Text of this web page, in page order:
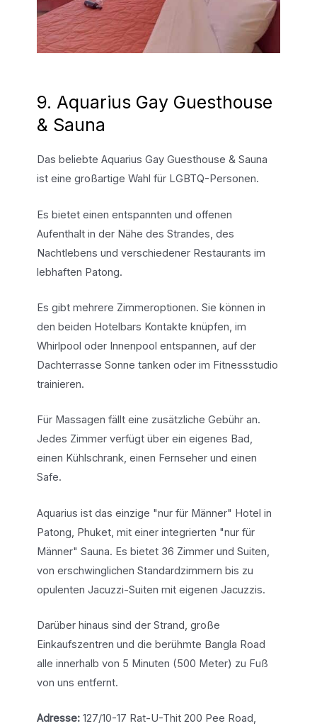
9. Aquarius Gay Guesthouse
& Sauna
Das beliebte Aquarius Gay Guesthouse & Sauna
ist eine großartige Wahl für LGBTQ-Personen.
Es bietet einen entspannten und offenen
Aufenthalt in der Nähe des Strandes, des
Nachtlebens und verschiedener Restaurants im
lebhaften Patong.
Es gibt mehrere Zimmeroptionen. Sie können in
den beiden Hotelbars Kontakte knüpfen, im
Whirlpool oder Innenpool entspannen, auf der
Dachterrasse Sonne tanken oder im Fitnessstudio
trainieren.
Für Massagen fällt eine zusätzliche Gebühr an.
Jedes Zimmer verfügt über ein eigenes Bad,
einen Kühlschrank, einen Fernseher und einen
Safe.
Aquarius ist das einzige "nur für Männer" Hotel in
Patong, Phuket, mit einer integrierten "nur für
Männer" Sauna. Es bietet 36 Zimmer und Suiten,
von erschwinglichen Standardzimmern bis zu
opulenten Jacuzzi-Suiten mit eigenen Jacuzzis.
Darüber hinaus sind der Strand, große
Einkaufszentren und die berühmte Bangla Road
alle innerhalb von 5 Minuten (500 Meter) zu Fuß
von uns entfernt.
Adresse:127/10-17 Rat-U-Thit 200 Pee Road,